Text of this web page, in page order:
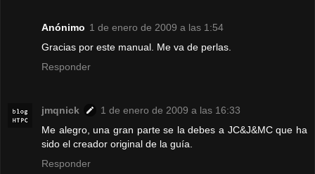
Anónimo 1 de enero de 2009 a las 1:54
Gracias por este manual. Me va de perlas.
Responder
jmqnick
1 de enero de 2009 a las 16:33
Me alegro, una gran parte se la debes a JC&J&MC que ha
sido el creador original de la guía.
Responder